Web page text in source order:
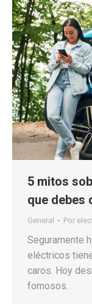
5 mitos
que debes
General Por
Seguramente
eléctricos
caros. Hoy
fomosos.